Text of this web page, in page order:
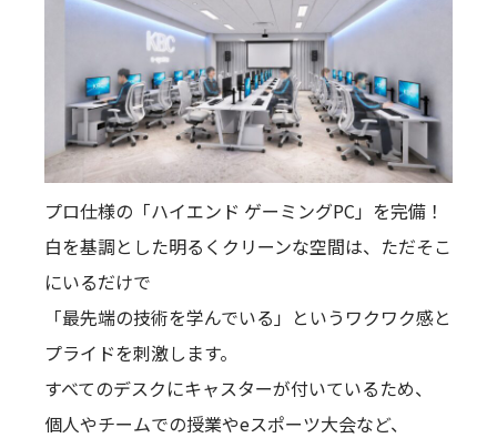
プロ仕様の「ハイエンド ゲーミングPC」を完備！
白を基調とした明るくクリーンな空間は、ただそこ
にいるだけで
「最先端の技術を学んでいる」というワクワク感と
プライドを刺激します。
すべてのデスクにキャスターが付いているため、
個人やチームでの授業やeスポーツ大会など、